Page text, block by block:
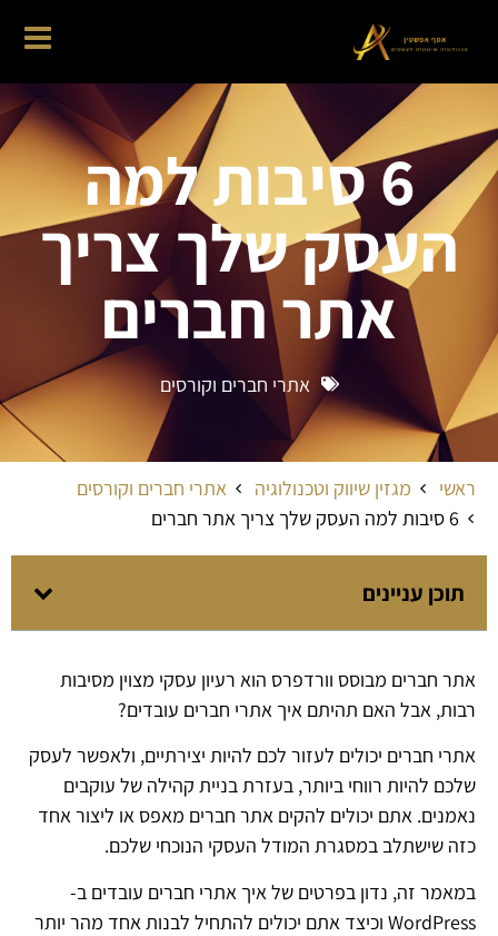
6 סיבות למה
העסק שלך צריך
אתר חברים
אתרי חברים וקורסים
ראשי מגזין שיווק וטכנולוגיה
אתרי חברים וקורסים
6 סיבות למה העסק שלך צריך אתר חברים
תוכן עניינים
אתר חברים מבוסס וורדפרס הוא רעיון עסקי מצוין מסיבות
רבות, אבל האם תהיתם איך אתרי חברים עובדים?
אתרי חברים יכולים לעזור לכם להיות יצירתיים, ולאפשר לעסק
שלכם להיות רווחי ביותר, בעזרת בניית קהילה של עוקבים
נאמנים. אתם יכולים להקים אתר חברים מאפס או ליצור אחד
כזה שישתלב במסגרת המודל העסקי הנוכחי שלכם.
במאמר זה, נדון בפרטים של איך אתרי חברים עובדים ב-
WordPress וכיצד אתם יכולים להתחיל לבנות אחד מהר יותר